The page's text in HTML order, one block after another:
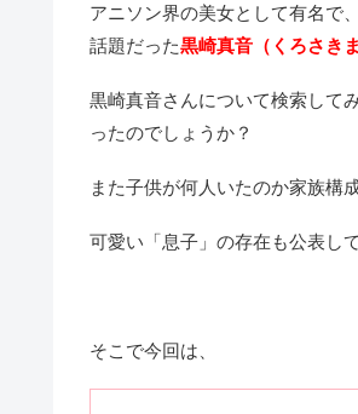
アニソン界の美女として有名で
話題だった黒崎真音（くろさき
黒崎真音さんについて検索して
ったのでしょうか？
また子供が何人いたのか家族構
可愛い「息子」の存在も公表し
そこで今回は、